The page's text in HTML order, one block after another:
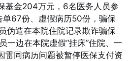
基金204万元，6名医务人员参
单67份、虚假病历50份，骗保
伪造在本院住院记录欺诈骗保
一边在本院虚假“挂床”住院、一
雷同病历问题被暂停医保支付资